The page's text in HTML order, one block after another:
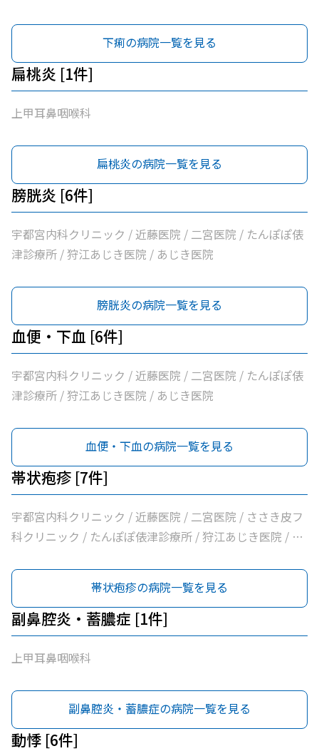
下痢の病院一覧を見る
扁桃炎 [1件]
上甲耳鼻咽喉科
扁桃炎の病院一覧を見る
膀胱炎 [6件]
宇都宮内科クリニック / 近藤医院 / 二宮医院 / たんぽぽ俵
津診療所 / 狩江あじき医院 / あじき医院
膀胱炎の病院一覧を見る
血便・下血 [6件]
宇都宮内科クリニック / 近藤医院 / 二宮医院 / たんぽぽ俵
津診療所 / 狩江あじき医院 / あじき医院
血便・下血の病院一覧を見る
帯状疱疹 [7件]
宇都宮内科クリニック / 近藤医院 / 二宮医院 / ささき皮フ
科クリニック / たんぽぽ俵津診療所 / 狩江あじき医院 / あ
帯状疱疹の病院一覧を見る
副鼻腔炎・蓄膿症 [1件]
上甲耳鼻咽喉科
副鼻腔炎・蓄膿症の病院一覧を見る
動悸 [6件]